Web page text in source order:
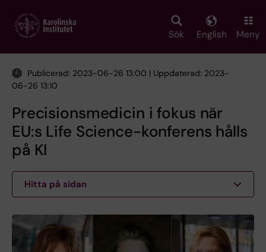
main
Sök English Meny
Publicerad: 2023-06-26 13:00 | Uppdaterad: 2023-
06-26 13:10
Precisionsmedicin i fokus när
EU:s Life Science-konferens hålls
på KI
Hitta på sidan